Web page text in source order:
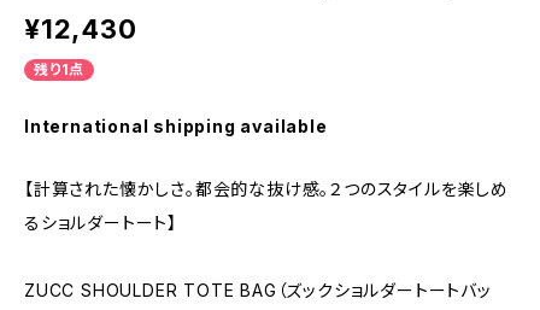
¥12,430
残り1点
International shipping available
【計算された懐かしさ。都会的な抜け感。２つのスタイルを楽しめ
るショルダートート】
ZUCC SHOULDER TOTE BAG（ズックショルダートートバッ